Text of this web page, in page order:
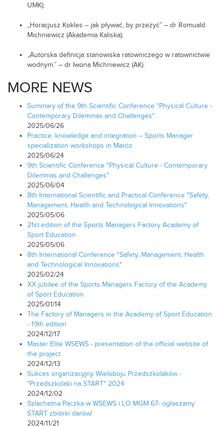
UMK);
„Horacjusz Kokles – jak pływać, by przeżyć” – dr Romuald
Michniewicz (Akademia Kaliska);
„Autorska definicja stanowiska ratowniczego w ratownictwie
wodnym.” – dr Iwona Michniewicz (AK).
MORE NEWS
Summary of the 9th Scientific Conference "Physical Culture -
Contemporary Dilemmas and Challenges"
2025/06/26
Practice, knowledge and integration – Sports Manager
specialization workshops in Maróz
2025/06/24
9th Scientific Conference "Physical Culture - Contemporary
Dilemmas and Challenges"
2025/06/04
8th International Scientific and Practical Conference "Safety,
Management, Health and Technological Innovations"
2025/05/06
21st edition of the Sports Managers Factory Academy of
Sport Education
2025/05/06
8th International Conference "Safety, Management, Health
and Technological Innovations"
2025/02/24
XX jubilee of the Sports Managers Factory of the Academy
of Sport Education
2025/01/14
The Factory of Managers in the Academy of Sport Education
- 19th edition
2024/12/17
Master Elite WSEWS - presentation of the official website of
the project
2024/12/13
Sukces organizacyjny Wieloboju Przedszkolaków -
"Przedszkolaki na START" 2024
2024/12/02
Szlachetna Paczka w WSEWS i LO MGM 67- ogłaszamy
START zbiórki darów!
2024/11/21